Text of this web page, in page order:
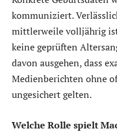
kommuniziert.
mittlerweile volljährig
keine geprüften
davon ausgehen, dass
Medienberichten ohne
ungesichert gelten.
Welche Rolle spielt